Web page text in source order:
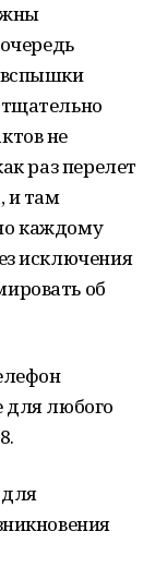
вспышки
не
раз перелет
и там
каждому
исключения
об
для любого